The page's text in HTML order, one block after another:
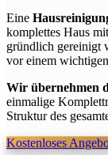
Eine
komplettes Haus
gründlich gereinigt
vor einem
Wir übernehmen
einmalige
Struktur des
Kostenloses